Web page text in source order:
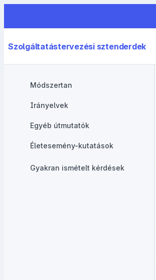
Szolgáltatástervezési sztenderdek
Módszertan
Irányelvek
Egyéb útmutatók
Életesemény-kutatások
Gyakran ismételt kérdések